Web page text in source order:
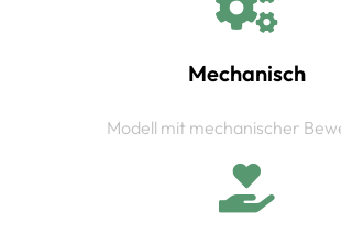
Mechanisch
Modell mit mechanischer